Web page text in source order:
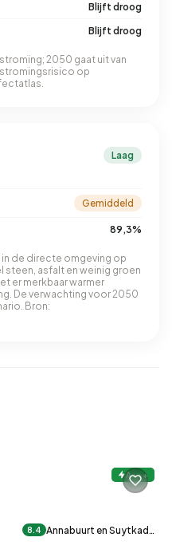
Blijft droog
Blijft droog
2050 gaat uit van
op
Laag
Gemiddeld
89,3%
de directe omgeving op
steen, asfalt en weinig groen
er merkbaar warmer
De verwachting voor 2050
Bron:
A+++
8.4 Annabuurt en Suytkad…